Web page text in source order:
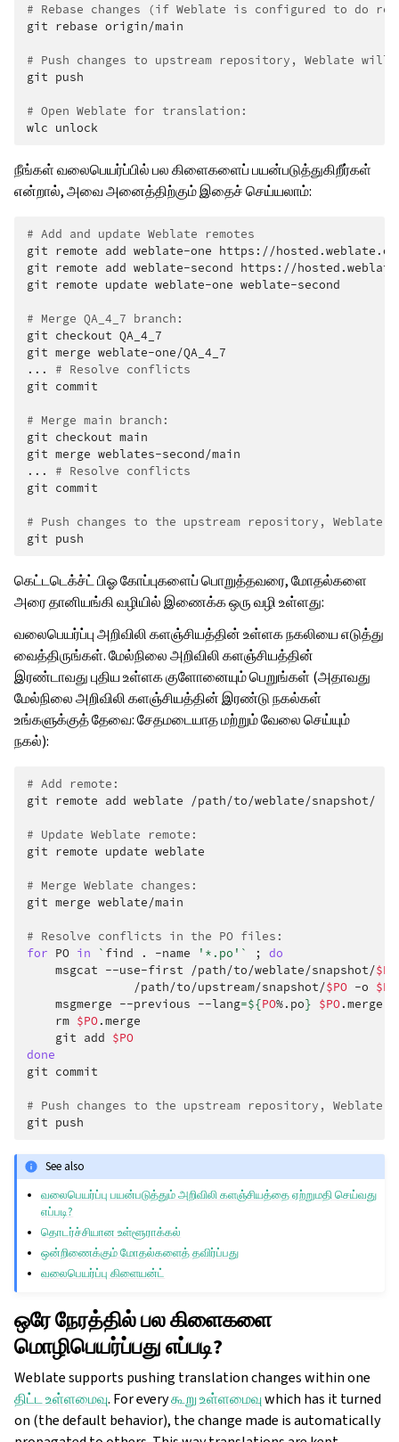
# Rebase changes (if Weblate is configured to do
git rebase origin/main
# Push changes to upstream repository, Weblate
git push
# Open Weblate for translation:
wlc
நீங்கள் வலைபெயர்ப்பில் பல கிளைகளைப் பயன்படுத்துகிறீர்கள்
என்றால், அவை அனைத்திற்கும் இதைச் செய்யலாம்:
# Add and update Weblate remotes
git remote add weblate-one https://
git remote add weblate-second https://
git remote update weblate-one weblate-second
# Merge QA_4_7 branch:
git checkout QA_4_7
git merge weblate-one/QA_4_7
...
# Resolve conflicts
git commit
# Merge main branch:
git checkout main
git merge weblates-second/main
...
# Resolve conflicts
git commit
# Push changes to the upstream repository,
git
கெட்டடெக்ச்ட் பிஓ கோப்புகளைப் பொறுத்தவரை, மோதல்களை
அரை தானியங்கி வழியில் இணைக்க ஒரு வழி உள்ளது:
வலைபெயர்ப்பு அறிவிலி களஞ்சியத்தின் உள்ளக நகலியை எடுத்து
வைத்திருங்கள். மேல்நிலை அறிவிலி களஞ்சியத்தின்
இரண்டாவது புதிய உள்ளக குளோனையும் பெறுங்கள் (அதாவது
மேல்நிலை அறிவிலி களஞ்சியத்தின் இரண்டு நகல்கள்
உங்களுக்குத் தேவை: சேதமடையாத மற்றும் வேலை செய்யும்
நகல்):
# Add remote:
git remote add weblate /path/to/weblate/snapshot/
# Update Weblate remote:
git remote update weblate
# Merge Weblate changes:
git merge weblate/main
# Resolve conflicts in the PO files:
for PO in ` find . -name '*.po' ` ;
do
msgcat --use-first /path/to/weblate/snapshot/$PO
/path/to/upstream/snapshot/$PO -o $PO
msgmerge --previous --lang=${PO%.po} $PO.merge
rm $PO
git add $PO
done
git commit
# Push changes to the upstream repository,
git
See also
வலைபெயர்ப்பு பயன்படுத்தும் அறிவிலி களஞ்சியத்தை ஏற்றுமதி செய்வது
எப்படி?
தொடர்ச்சியான உள்ளூராக்கல்
ஒன்றிணைக்கும் மோதல்களைத் தவிர்ப்பது
வலைபெயர்ப்பு கிளையன்ட்
ஒரே நேரத்தில் பல கிளைகளை
மொழிபெயர்ப்பது எப்படி?
Weblate supports pushing translation changes within one
திட்ட உள்ளமைவு. For everyகூறு உள்ளமைவுwhich has it turned
on (the default behavior), the change made is automatically